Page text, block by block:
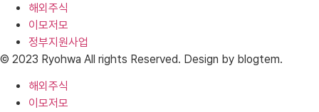
해외주식
이모저모
정부지원사업
© 2023 Ryohwa All rights Reserved. Design by blogtem.
해외주식
이모저모